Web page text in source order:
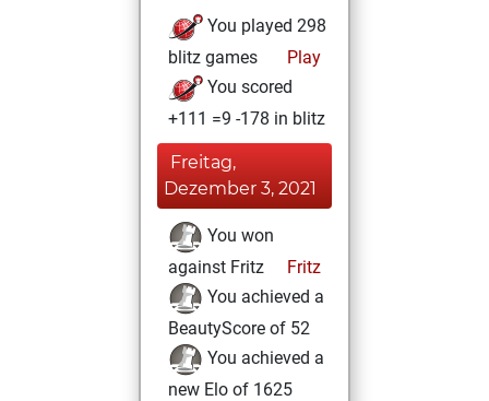
You played 298
blitz games
Play
You scored
+111 =9 -178 in blitz
Freitag,
Dezember 3, 2021
You won
against Fritz
Fritz
You achieved a
BeautyScore of 52
You achieved a
new Elo of 1625